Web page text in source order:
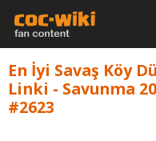
En İyi Savaş Köy
Linki - Savunma
#2623